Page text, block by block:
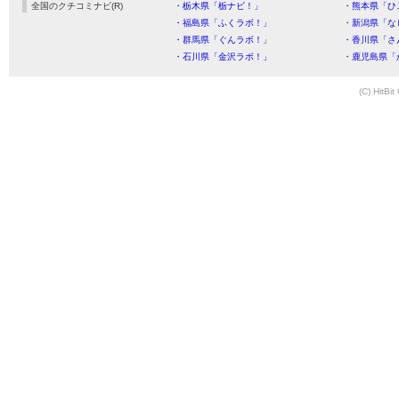
全国のクチコミナビ(R) ・栃木県「栃ナビ！」
・熊本県「
・福島県「ふくラボ！」
・新潟県「
・群馬県「ぐんラボ！」
・香川県「
・石川県「金沢ラボ！」
・鹿児島県
(C) HitBit